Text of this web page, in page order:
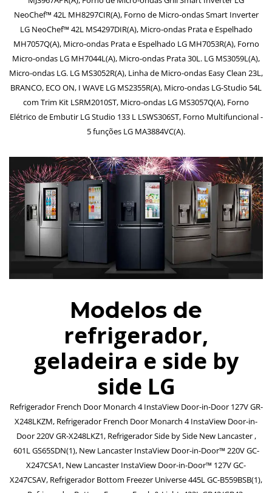
NeoChef™ 42L MH8297CIR(A), Forno de Micro-ondas Smart Inverter
LG NeoChef™ 42L MS4297DIR(A), Micro-ondas Prata e Espelhado
MH7057Q(A), Micro-ondas Prata e Espelhado LG MH7053R(A), Forno
Micro-ondas LG MH7044L(A), Micro-ondas Prata 30L. LG MS3059L(A),
Micro-ondas LG. LG MS3052R(A), Linha de Micro-ondas Easy Clean 23L,
BRANCO, ECO ON, I WAVE LG MS2355R(A), Micro-ondas LG-Studio 54L
com Trim Kit LSRM2010ST, Micro-ondas LG MS3057Q(A), Forno
Elétrico de Embutir LG Studio 133 L LSWS306ST, Forno Multifuncional -
5 funções LG MA3884VC(A).
Modelos de
refrigerador,
geladeira e side by
side LG
Refrigerador French Door Monarch 4 InstaView Door-in-Door 127V GR-
X248LKZM, Refrigerador French Door Monarch 4 InstaView Door-in-
Door 220V GR-X248LKZ1, Refrigerador Side by Side New Lancaster ,
601L GS65SDN(1), New Lancaster InstaView Door-in-Door™ 220V GC-
X247CSA1, New Lancaster InstaView Door-in-Door™ 127V GC-
X247CSAV, Refrigerador Bottom Freezer Universe 445L GC-B559BSB(1),